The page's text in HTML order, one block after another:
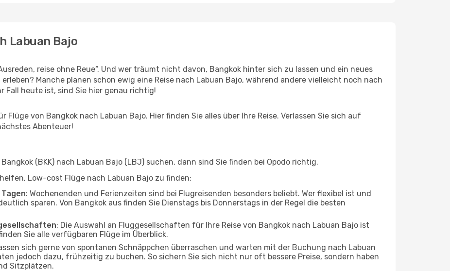
Labuan Bajo
reise ohne Reue“. Und wer träumt nicht davon, Bangkok hinter sich zu lassen und ein neues
Manche planen schon ewig eine Reise nach Labuan Bajo, während andere vielleicht noch nach
Fall heute ist, sind Sie hier genau richtig!
Flüge von Bangkok nach Labuan Bajo. Hier finden Sie alles über Ihre Reise. Verlassen Sie sich auf
Abenteuer!
(BKK) nach Labuan Bajo (LBJ) suchen, dann sind Sie finden bei Opodo richtig.
Low-cost Flüge nach Labuan Bajo zu finden:
: Wochenenden und Ferienzeiten sind bei Flugreisenden besonders beliebt. Wer flexibel ist und
sparen. Von Bangkok aus finden Sie Dienstags bis Donnerstags in der Regel die besten
: Die Auswahl an Fluggesellschaften für Ihre Reise von Bangkok nach Labuan Bajo ist
Sie alle verfügbaren Flüge im Überblick.
sich gerne von spontanen Schnäppchen überraschen und warten mit der Buchung nach Labuan
jedoch dazu, frühzeitig zu buchen. So sichern Sie sich nicht nur oft bessere Preise, sondern haben
Sitzplätzen.